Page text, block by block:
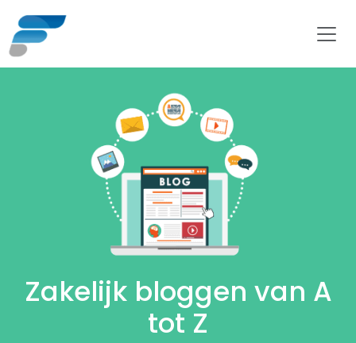
Zakelijk bloggen van A
tot Z